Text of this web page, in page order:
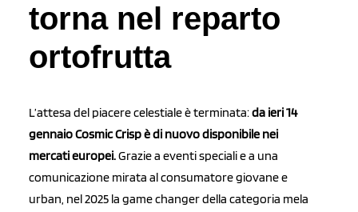
torna nel reparto
ortofrutta
L’attesa del piacere celestiale è terminata:da ieri 14
gennaioCosmic Crisp è di nuovo disponibile nei
mercati europei.Grazie a eventi speciali e a una
comunicazione mirata al consumatore giovane e
urban, nel 2025 la game changer della categoria mela